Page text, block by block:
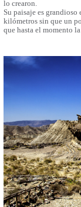
lo crearon.
Su paisaje es
kilómetros sin que un
que hasta el momento